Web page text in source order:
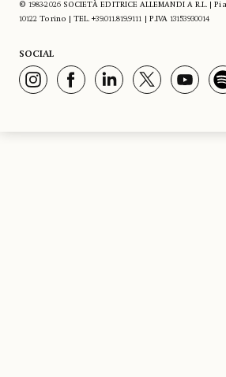
© 1983-2026 SOCIETÀ EDITRICE ALLEMANDI A R.L. |
10122 Torino | TEL. +39.011.819.9111 | P.IVA 13153930014
SOCIAL